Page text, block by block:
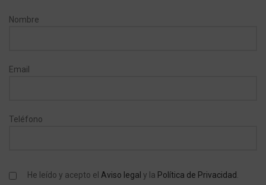
Nombre
Email
Teléfono
He leído y acepto el Aviso legal y la Política de Privacidad